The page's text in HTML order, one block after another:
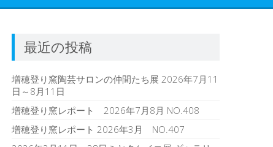
最近の投稿
増穂登り窯陶芸サロンの仲間たち展 2026年7月11
日～8月11日
増穂登り窯レポート 2026年7月8月 NO.408
増穂登り窯レポート 2026年3月 NO.407